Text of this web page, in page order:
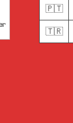
🇵🇹
🇹🇷